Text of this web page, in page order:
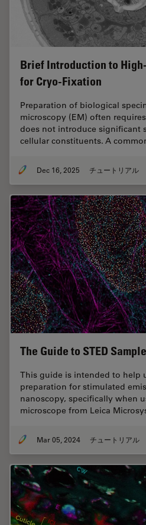
Brief Introduction to
for Cryo-Fixation
Preparation of biological
microscopy (EM) often
does not introduce significant
cellular constituents. A
Dec 16, 2025 チュートリアル
The Guide to STED
This guide is intended to help
preparation for stimulated
nanoscopy, specifically when
microscope from Leica
Mar 05, 2024 チュートリアル